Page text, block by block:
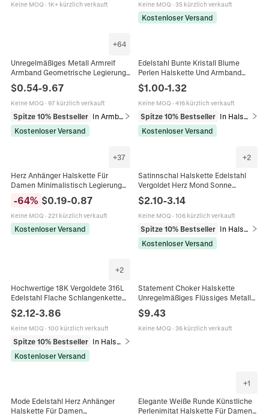
Keine MOQ · 1K+ kürzlich verkauft Keine MOQ · 35 kürzlich verkauft
Kostenloser Versand
+64
Unregelmäßiges Metall Armreif
Armband Geometrische Legierung
Ohrringe Für Frauen Mode
Minimalistisch
$0.54-9.67
Keine MOQ · 97 kürzlich verkauft
Spitze 10% Bestseller
In Armbänder
Kostenloser Versand
Edelstahl Bunte Kristall Blume
Perlen Halskette Und Armband
Kette Schmuck Für Frauen
$1.00-1.32
Keine MOQ · 416 kürzlich verkauft
Spitze 10% Bestseller
Kostenloser Versand
+37
Herz Anhänger Halskette Für
Damen Minimalistisch Legierung
Strass Choker Schmuck Elegant
Kreativ Geschenk Mode
Accessoire
-64% $0.19-0.87
Keine MOQ · 221 kürzlich verkauft
Kostenloser Versand
+2
Satinnschal Halskette Edelstahl
Vergoldet Herz Mond Sonne
Anhänger Boho Ribbon Choker Für
Damen Chic Accessoire
$2.10-3.14
Keine MOQ · 106 kürzlich verkauft
Spitze 10% Bestseller
In Halsketten
Kostenloser Versand
+2
Hochwertige 18K Vergoldete 316L
Edelstahl Flache Schlangenkette
Halskette Für Frauen Wasserdichte
Minimale Choker
$2.12-3.86
Keine MOQ · 100 kürzlich verkauft
Spitze 10% Bestseller
In Halsketten
Kostenloser Versand
Statement Choker Halskette
Unregelmäßiges Flüssiges Metall
Geometrisch Verdreht Verstellbar
Moderner Kunstschmuck Für
Damen
$9.43
Keine MOQ · 36 kürzlich verkauft
Mode Edelstahl Herz Anhänger
Halskette Für Damen
+1
Elegante Weiße Runde Künstliche
Perlenimitat Halskette Für Damen